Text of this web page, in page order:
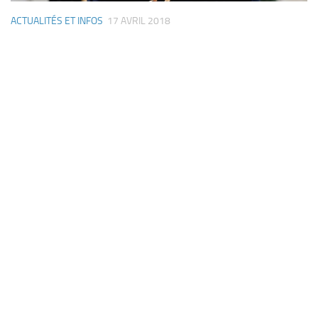
ACTUALITÉS ET INFOS 17 AVRIL 2018